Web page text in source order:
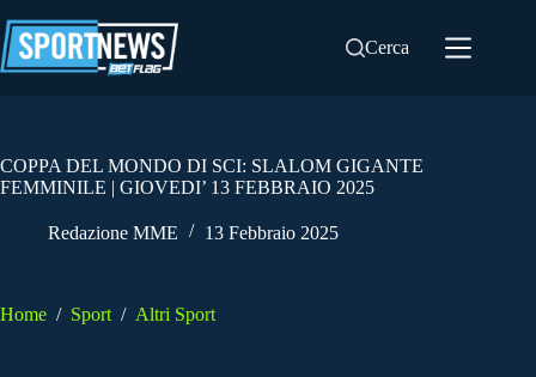
al
contenuto
Cerca
COPPA DEL MONDO DI SCI: SLALOM GIGANTE
FEMMINILE | GIOVEDI’ 13 FEBBRAIO 2025
Redazione MME 13 Febbraio 2025
Home / Sport / Altri Sport